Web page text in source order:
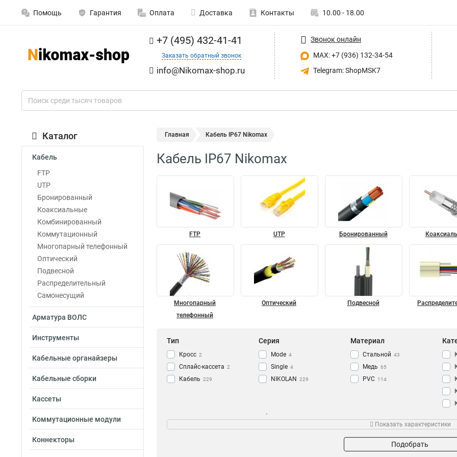
Помощь Гарантия Оплата Доставка Контакты 10.00 - 18.00
+7 (495) 432-41-41
Заказать обратный звонок
info@Nikomax-shop.ru
Звонок онлайн
MAX: +7 (936) 132-34-54
Telegram: ShopMSK7
Каталог
Кабель
FTP
UTP
Бронированный
Коаксиальные
Комбинированный
Коммутационный
Многопарный телефонный
Оптический
Подвесной
Распределительный
Самонесущий
Арматура ВОЛС
Инструменты
Кабельные органайзеры
Кабельные сборки
Кассеты
Коммутационные модули
Коннекторы
Главная Кабель IP67 Nikomax
Кабель IP67 Nikomax
FTP UTP Бронированный
Многопарный
телефонный
Оптический Подвесной
Тип
Кросс 2
Сплайс-кассета 2
Кабель 229
Серия
Mode 4
Single 4
NIKOLAN 229
Материал
Стальной 43
Медь 65
PVC 114
2км 12
Оболочка
PUR 6 IP67 6
Показать характеристики
Подобрать